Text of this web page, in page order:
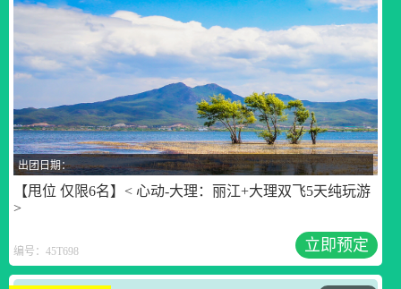
出团日期：
【甩位 仅限6名】< 心动-大理：丽江+大理双飞5天纯玩游
>
编号：45T698 立即预定